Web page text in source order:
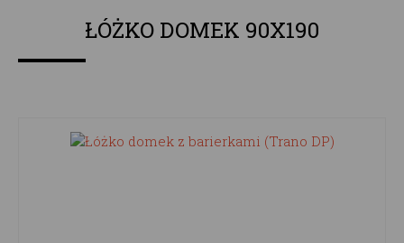
ŁÓŻKO DOMEK 90X190